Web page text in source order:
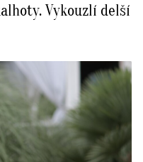
Vykouzlí delší